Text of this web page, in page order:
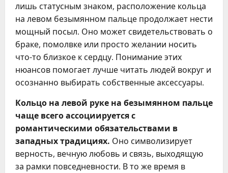
лишь статусным знаком, расположение кольца
на левом безымянном пальце продолжает нести
мощный посыл. Оно может свидетельствовать о
браке, помолвке или просто желании носить
что-то близкое к сердцу. Понимание этих
нюансов помогает лучше читать людей вокруг и
осознанно выбирать собственные аксессуары.
Кольцо на левой руке на безымянном пальце
чаще всего ассоциируется с
романтическими обязательствами в
западных традициях. Оно символизирует
верность, вечную любовь и связь, выходящую
за рамки повседневности. В то же время в